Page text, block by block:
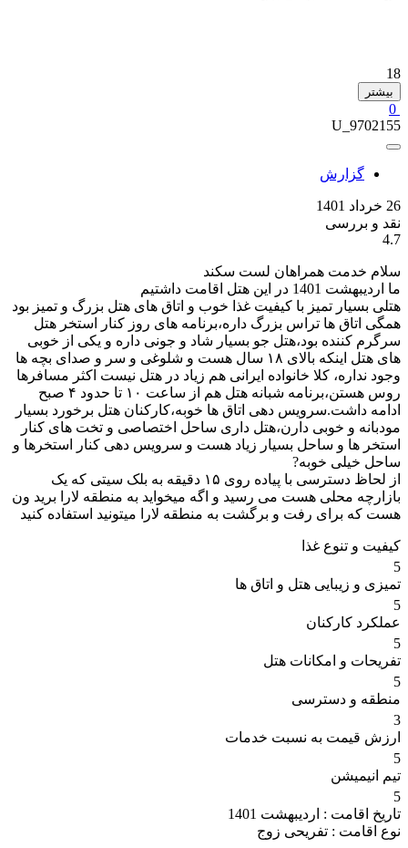
18
بیشتر
0
U_9702155
گزارش
26 خرداد 1401
نقد و بررسی
4.7
سلام خدمت همراهان لست سکند
ما اردیبهشت 1401 در این هتل اقامت داشتیم
هتلی بسیار تمیز با کیفیت غذا خوب و اتاق های هتل بزرگ و تمیز بود
همگی اتاق ها تراس بزرگ داره،برنامه های روز کنار استخر هتل
سرگرم کننده بود،هتل جو بسیار شاد و جونی داره و یکی از خوبی
های هتل اینکه بالای ۱۸ سال هست و شلوغی و سر و صدای بچه ها
وجود نداره، کلا خانواده ایرانی هم زیاد در هتل نیست اکثر مسافرها
روس هستن،برنامه شبانه هتل هم از ساعت ۱۰ تا حدود ۴ صبح
ادامه داشت.سرویس دهی اتاق ها خوبه،کارکنان هتل برخورد بسیار
مودبانه و خوبی دارن،هتل داری ساحل اختصاصی و تخت های کنار
استخر ها و ساحل بسیار زیاد هست و سرویس دهی کنار استخرها و
ساحل خیلی خوبه?
از لحاظ دسترسی با پیاده روی ۱۵ دقیقه به بلک سیتی که یک
بازارچه محلی هست می رسید و اگه میخواید به منطقه لارا برید ون
هست که برای رفت و برگشت به منطقه لارا میتونید استفاده کنید
کیفیت و تنوع غذا
5
تمیزی و زیبایی هتل و اتاق ها
5
عملکرد کارکنان
5
تفریحات و امکانات هتل
5
منطقه و دسترسی
3
ارزش قیمت به نسبت خدمات
5
تیم انیمیشن
5
تاریخ اقامت : اردیبهشت 1401
نوع اقامت : تفریحی زوج